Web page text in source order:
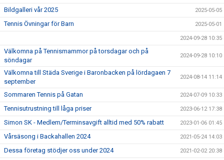
Bildgalleri vår 2025 2025-05-05
Tennis Övningar för Barn 2025-05-01
2024-09-28 10:35
Välkomna på Tennismammor på torsdagar och på
söndagar
2024-09-28 10:10
Välkomna till Städa Sverige i Baronbacken på lördagaen 7
september
2024-08-14 11:14
Sommaren Tennis på Gatan 2024-07-09 10:33
Tennisutrustning till låga priser 2023-06-12 17:38
Simon SK - Medlem/Terminsavgift alltid med 50% rabatt 2023-01-06 01:45
Vårsäsong i Backahallen 2024 2021-05-24 14:03
Dessa företag stödjer oss under 2024 2021-02-02 20:38